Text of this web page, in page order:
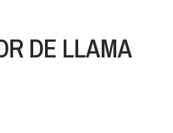
DE LLAMA